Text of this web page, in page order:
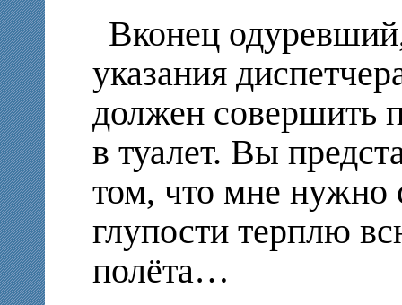
Вконец
указания
должен совершить
в туалет. Вы
том, что мне нужно
глупости терплю
полёта…